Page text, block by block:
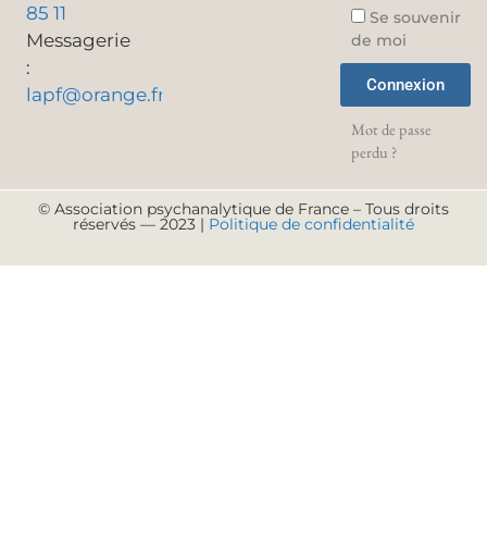
85 11
Messagerie
:
lapf@orange.fr
Se souvenir
de moi
Connexion
Mot de passe
perdu ?
© Association psychanalytique de France – Tous droits
réservés — 2023 | Politique de confidentialité